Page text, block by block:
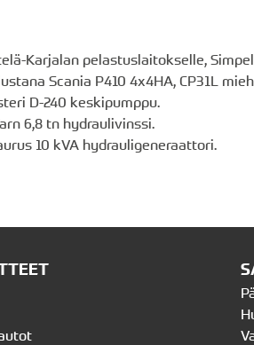
Karjalan pelastuslaitokselle,
Scania P410 4x4HA, CP31L
D-240 keskipumppu.
6,8 tn hydraulivinssi.
10 kVA hydrauligeneraattori.